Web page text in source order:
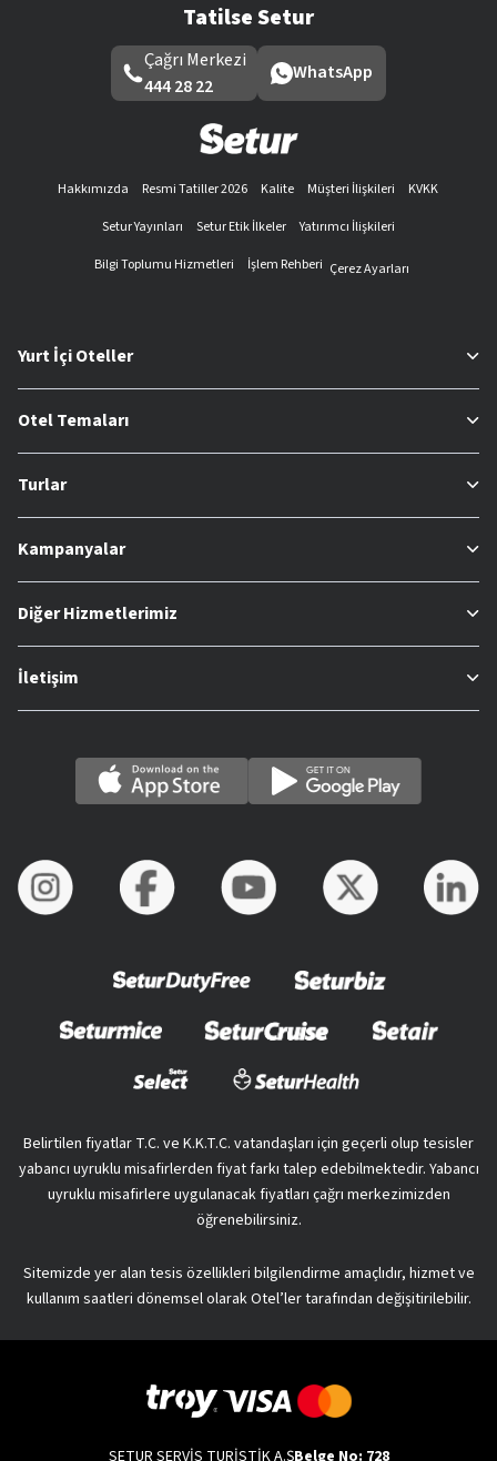
Tatilse Setur
Çağrı Merkezi
444 28 22
WhatsApp
Hakkımızda Resmi Tatiller 2026 Kalite Müşteri İlişkileri
KVKK
Setur Yayınları
Setur Etik İlkeler
Yatırımcı İlişkileri
Bilgi Toplumu Hizmetleri
İşlem Rehberi Çerez Ayarları
Yurt İçi Oteller
Otel Temaları
Turlar
Kampanyalar
Diğer Hizmetlerimiz
İletişim
Belirtilen fiyatlar T.C. ve K.K.T.C. vatandaşları için geçerli olup tesisler
yabancı uyruklu misafirlerden fiyat farkı talep edebilmektedir. Yabancı
uyruklu misafirlere uygulanacak fiyatları çağrı merkezimizden
öğrenebilirsiniz.
Sitemizde yer alan tesis özellikleri bilgilendirme amaçlıdır, hizmet ve
kullanım saatleri dönemsel olarak Otel’ler tarafından değişitirilebilir.
SETUR SERVİS TURİSTİK A.ŞBelge No: 728